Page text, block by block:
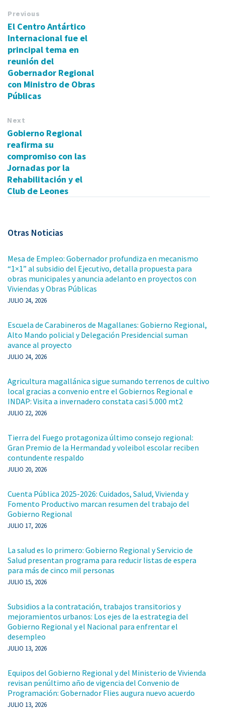
Previous
El Centro Antártico
Internacional fue el
principal tema en
reunión del
Gobernador Regional
con Ministro de Obras
Públicas
Next
Gobierno Regional
reafirma su
compromiso con las
Jornadas por la
Rehabilitación y el
Club de Leones
Otras Noticias
Mesa de Empleo: Gobernador profundiza en mecanismo
“1×1” al subsidio del Ejecutivo, detalla propuesta para
obras municipales y anuncia adelanto en proyectos con
Viviendas y Obras Públicas
JULIO 24, 2026
Escuela de Carabineros de Magallanes: Gobierno Regional,
Alto Mando policial y Delegación Presidencial suman
avance al proyecto
JULIO 24, 2026
Agricultura magallánica sigue sumando terrenos de cultivo
local gracias a convenio entre el Gobiernos Regional e
INDAP: Visita a invernadero constata casi 5.000 mt2
JULIO 22, 2026
Tierra del Fuego protagoniza último consejo regional:
Gran Premio de la Hermandad y voleibol escolar reciben
contundente respaldo
JULIO 20, 2026
Cuenta Pública 2025-2026: Cuidados, Salud, Vivienda y
Fomento Productivo marcan resumen del trabajo del
Gobierno Regional
JULIO 17, 2026
La salud es lo primero: Gobierno Regional y Servicio de
Salud presentan programa para reducir listas de espera
para más de cinco mil personas
JULIO 15, 2026
Subsidios a la contratación, trabajos transitorios y
mejoramientos urbanos: Los ejes de la estrategia del
Gobierno Regional y el Nacional para enfrentar el
desempleo
JULIO 13, 2026
Equipos del Gobierno Regional y del Ministerio de Vivienda
revisan penúltimo año de vigencia del Convenio de
Programación: Gobernador Flies augura nuevo acuerdo
JULIO 13, 2026